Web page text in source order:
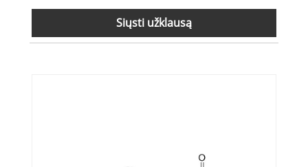
Siųsti užklausą